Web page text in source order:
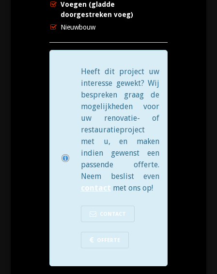
Voegen (gladde
doorgestreken voeg)
Nieuwbouw
Heeft dit project uw
interesse gewekt? Wij
bespreken graag de
mogelijkheden voor
uw renovatie- of
restauratieproject
met u, en maken
indien gewenst een
passende offerte.
Neem beslist even
contact met ons op!
CONTACT
OFFERTE